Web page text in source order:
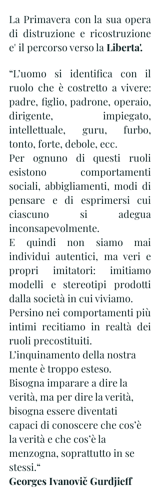
La Primavera con la sua opera
di distruzione e ricostruzione
e' il percorso verso la Liberta'.
“L’uomo si identifica con il
ruolo che è costretto a vivere:
padre, figlio, padrone, operaio,
dirigente, impiegato,
intellettuale, guru, furbo,
tonto, forte, debole, ecc.
Per ognuno di questi ruoli
esistono comportamenti
sociali, abbigliamenti, modi di
pensare e di esprimersi cui
ciascuno si adegua
inconsapevolmente.
E quindi non siamo mai
individui autentici, ma veri e
propri imitatori: imitiamo
modelli e stereotipi prodotti
dalla società in cui viviamo.
Persino nei comportamenti più
intimi recitiamo in realtà dei
ruoli precostituiti.
L’inquinamento della nostra
mente è troppo esteso.
Bisogna imparare a dire la
verità, ma per dire la verità,
bisogna essere diventati
capaci di conoscere che cos’è
la verità e che cos’è la
menzogna, soprattutto in se
stessi.“
Georges Ivanovič Gurdjieff